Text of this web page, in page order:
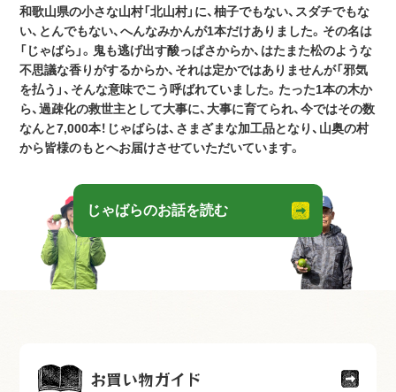
和歌山県の小さな山村「北山村」に、柚子でもない、スダチでもな
い、とんでもない、へんなみかんが1本だけありました。その名は
「じゃばら」。鬼も逃げ出す酸っぱさからか、はたまた松のような
不思議な香りがするからか、それは定かではありませんが「邪気
を払う」、そんな意味でこう呼ばれていました。たった1本の木か
ら、過疎化の救世主として大事に、大事に育てられ、今ではその数
なんと7,000本！じゃばらは、さまざまな加工品となり、山奥の村
から皆様のもとへお届けさせていただいています。
じゃばらのお話を読む
お買い物ガイド